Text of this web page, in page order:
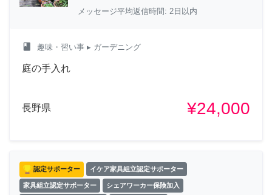
メッセージ平均返信時間: 2日以内
class 趣味・習い事 ▸ ガーデニング
庭の手入れ
長野県 ¥24,000
認定サポーター イケア家具組立認定サポーター
家具組立認定サポーター シェアワーカー保険加入